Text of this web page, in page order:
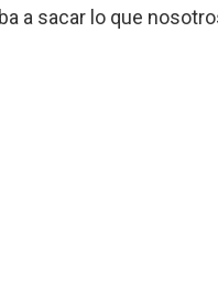
a sacar lo que